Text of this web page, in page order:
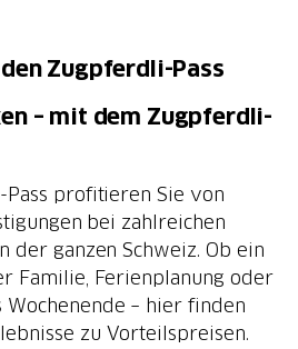
Zugpferdli-Pass
– mit dem Zugpferdli-
profitieren Sie von
bei zahlreichen
der ganzen Schweiz. Ob ein
Familie, Ferienplanung oder
Wochenende – hier finden
zu Vorteilspreisen.